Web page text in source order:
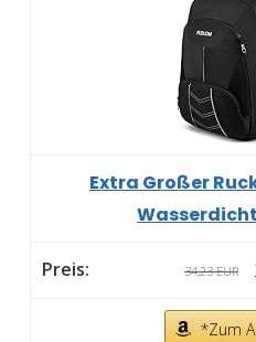
Extra Großer
Wasserdicht
34,23 EUR
*Zum